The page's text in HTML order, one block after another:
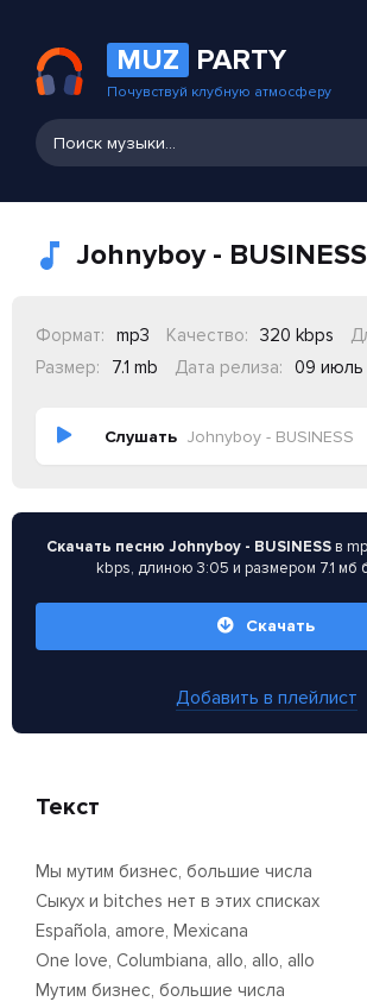
MUZ PARTY
Почувствуй клубную атмосферу
Johnyboy - BUSINESS
Формат: mp3 Качество: 320 kbps
Размер:
7.1 mb Дата релиза: 09 июль
Слушать Johnyboy - BUSINESS
Скачать песню Johnyboy - BUSINESSв
kbps, длиною 3:05 и размером 7.1 мб
Скачать
Добавить в плейлист
Текст
Мы мутим бизнес, большие числа
Сыкух и bitches нет в этих списках
Española, amore, Mexicana
One love, Columbiana, allo, allo, allo
Мутим бизнес, большие числа